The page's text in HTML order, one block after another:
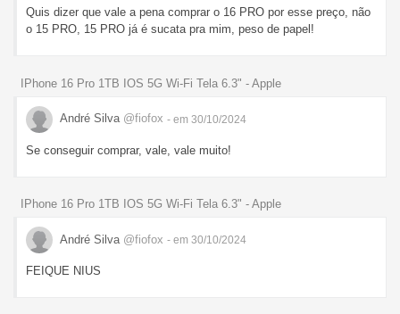
Quis dizer que vale a pena comprar o 16 PRO por esse preço, não
o 15 PRO, 15 PRO já é sucata pra mim, peso de papel!
IPhone 16 Pro 1TB IOS 5G Wi-Fi Tela 6.3" - Apple
André Silva @fiofox - em 30/10/2024
Se conseguir comprar, vale, vale muito!
IPhone 16 Pro 1TB IOS 5G Wi-Fi Tela 6.3" - Apple
André Silva @fiofox - em 30/10/2024
FEIQUE NIUS